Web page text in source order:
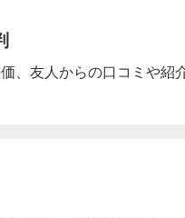
、 友人からの口コミや紹